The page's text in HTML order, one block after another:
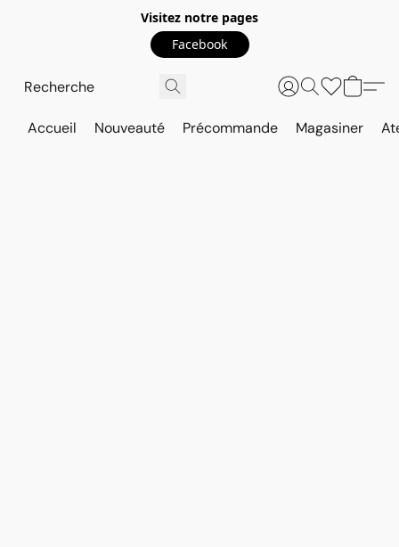
Visitez notre pages
Facebook
Accueil Nouveauté Précommande Magasiner